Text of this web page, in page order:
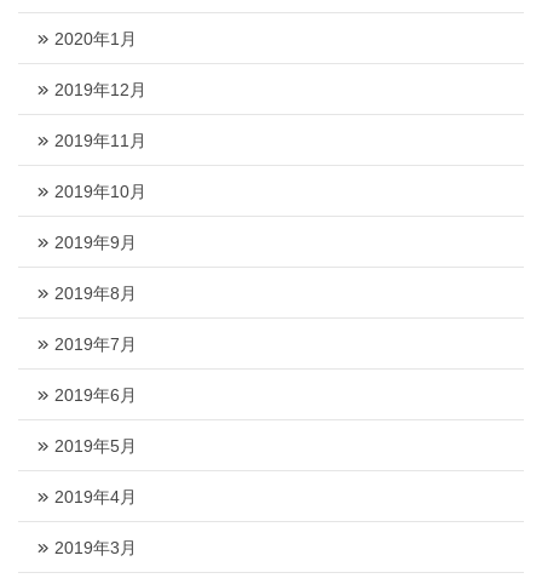
2020年1月
2019年12月
2019年11月
2019年10月
2019年9月
2019年8月
2019年7月
2019年6月
2019年5月
2019年4月
2019年3月